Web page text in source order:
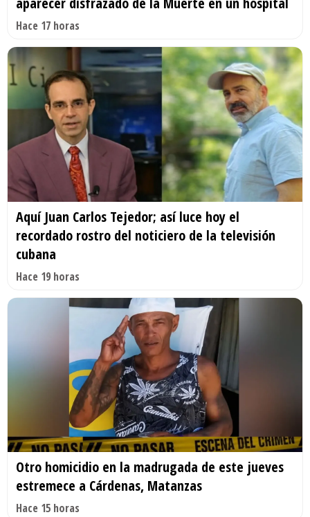
Hace 17 horas
Aquí Juan Carlos Tejedor; así luce hoy el
recordado rostro del noticiero de la televisión
cubana
Hace 19 horas
Otro homicidio en la madrugada de este jueves
estremece a Cárdenas, Matanzas
Hace 15 horas